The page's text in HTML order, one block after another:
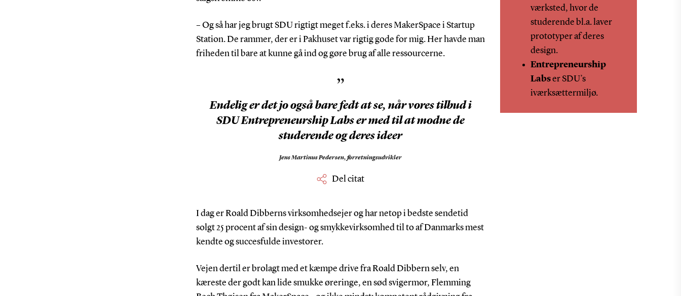
– Og så har jeg brugt SDU rigtigt meget f.eks. i deres MakerSpace i Startup
Station. De rammer, der er i Pakhuset var rigtig gode for mig. Her havde man
friheden til bare at kunne gå ind og gøre brug af alle ressourcerne.
”
Endelig er det jo også bare fedt at se, når vores tilbud i
SDU Entrepreneurship Labs er med til at modne de
studerende og deres ideer
Jens Martinus Pedersen, forretningsudvikler
Del citat
I dag er Roald Dibberns virksomhedsejer og har netop i bedste sendetid
solgt 25 procent af sin design- og smykkevirksomhed til to af Danmarks mest
kendte og succesfulde investorer.
Vejen dertil er brolagt med et kæmpe drive fra Roald Dibbern selv, en
kæreste der godt kan lide smukke øreringe, en sød svigermor, Flemming
værksted, hvor de
studerende bl.a. laver
prototyper af deres
design.
Entrepreneurship
Labser SDU’s
iværksættermiljø.